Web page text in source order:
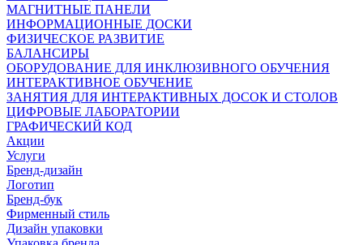
МАГНИТНЫЕ ПАНЕЛИ
ИНФОРМАЦИОННЫЕ ДОСКИ
ФИЗИЧЕСКОЕ РАЗВИТИЕ
БАЛАНСИРЫ
ОБОРУДОВАНИЕ ДЛЯ ИНКЛЮЗИВНОГО ОБУЧЕНИЯ
ИНТЕРАКТИВНОЕ ОБУЧЕНИЕ
ЗАНЯТИЯ ДЛЯ ИНТЕРАКТИВНЫХ ДОСОК И СТОЛОВ
ЦИФРОВЫЕ ЛАБОРАТОРИИ
ГРАФИЧЕСКИЙ КОД
Акции
Услуги
Бренд-дизайн
Логотип
Бренд-бук
Фирменный стиль
Дизайн упаковки